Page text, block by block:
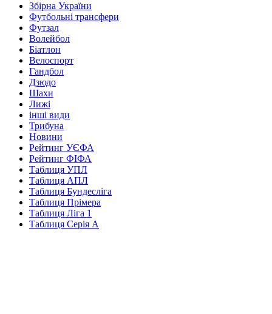
Збірна України
Футбольні трансфери
Футзал
Волейбол
Біатлон
Велоспорт
Гандбол
Дзюдо
Шахи
Лижі
інші види
Трибуна
Новини
Рейтинг УЄФА
Рейтинг ФІФА
Таблиця УПЛ
Таблиця АПЛ
Таблиця Бундесліга
Таблиця Прімера
Таблиця Ліга 1
Таблиця Серія А